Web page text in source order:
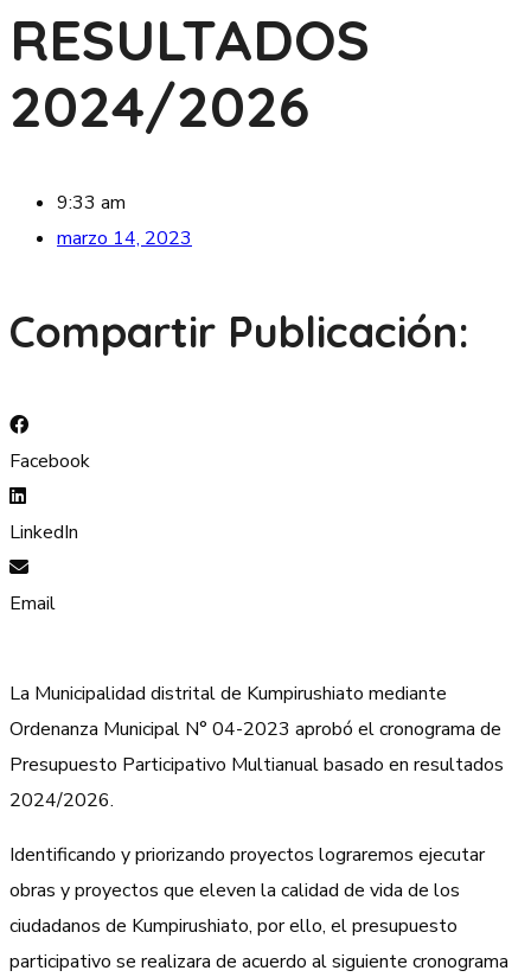
RESULTADOS
2024/2026
9:33 am
marzo 14, 2023
Compartir Publicación:
Facebook
LinkedIn
Email
La Municipalidad distrital de Kumpirushiato mediante
Ordenanza Municipal N° 04-2023 aprobó el cronograma de
Presupuesto Participativo Multianual basado en resultados
2024/2026.
Identificando y priorizando proyectos lograremos ejecutar
obras y proyectos que eleven la calidad de vida de los
ciudadanos de Kumpirushiato, por ello, el presupuesto
participativo se realizara de acuerdo al siguiente cronograma